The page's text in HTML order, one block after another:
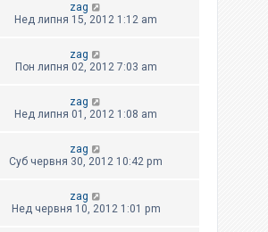
zag
Нед липня 15, 2012 1:12 am
zag
Пон липня 02, 2012 7:03 am
zag
Нед липня 01, 2012 1:08 am
zag
Суб червня 30, 2012 10:42 pm
zag
Нед червня 10, 2012 1:01 pm